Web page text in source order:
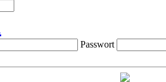
Passwort